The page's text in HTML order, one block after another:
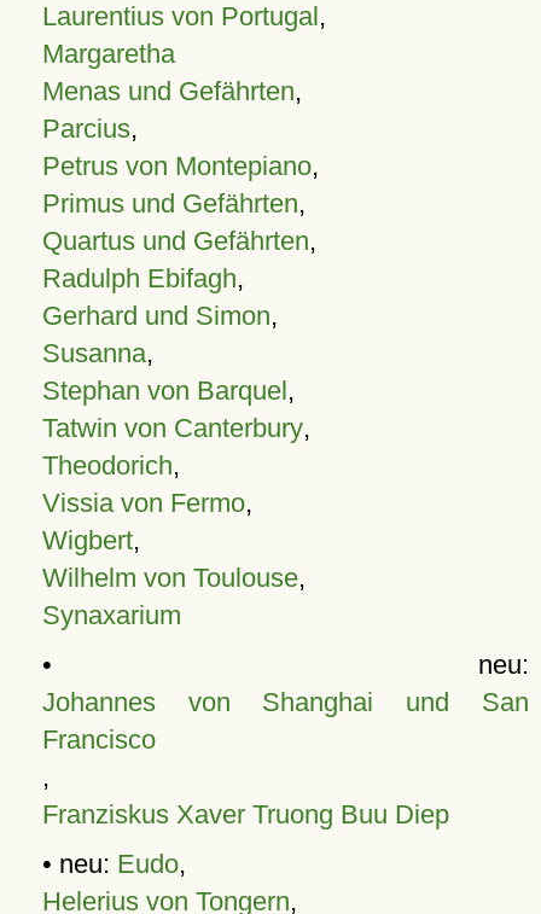
Laurentius von Portugal,
Margaretha
Menas und Gefährten,
Parcius,
Petrus von Montepiano,
Primus und Gefährten,
Quartus und Gefährten,
Radulph Ebifagh,
Gerhard und Simon,
Susanna,
Stephan von Barquel,
Tatwin von Canterbury,
Theodorich,
Vissia von Fermo,
Wigbert,
Wilhelm von Toulouse,
Synaxarium
• neu:
Johannes von Shanghai und San
Francisco
,
Franziskus Xaver Truong Buu Diep
• neu: Eudo,
Helerius von Tongern,